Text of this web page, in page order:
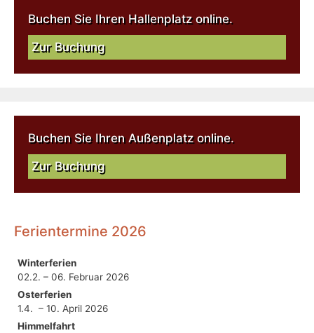
Buchen Sie Ihren Hallenplatz online.
Zur Buchung
Buchen Sie Ihren Außenplatz online.
Zur Buchung
Ferientermine 2026
Winterferien
02.2. – 06. Februar 2026
Osterferien
1.4. – 10. April 2026
Himmelfahrt